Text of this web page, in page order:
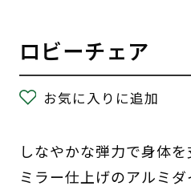
ロビーチェア
お気に入りに追加
しなやかな弾力で身体を
ミラー仕上げのアルミ